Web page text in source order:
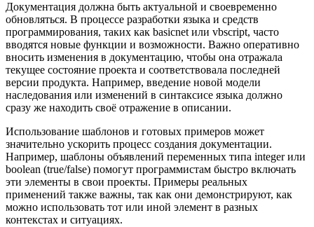
Документация должна быть актуальной и своевременно
обновляться. В процессе разработки языка и средств
программирования, таких как basicnet или vbscript, часто
вводятся новые функции и возможности. Важно оперативно
вносить изменения в документацию, чтобы она отражала
текущее состояние проекта и соответствовала последней
версии продукта. Например, введение новой модели
наследования или изменений в синтаксисе языка должно
сразу же находить своё отражение в описании.
Использование шаблонов и готовых примеров может
значительно ускорить процесс создания документации.
Например, шаблоны объявлений переменных типа integer или
boolean (true/false) помогут программистам быстро включать
эти элементы в свои проекты. Примеры реальных
применений также важны, так как они демонстрируют, как
можно использовать тот или иной элемент в разных
контекстах и ситуациях.